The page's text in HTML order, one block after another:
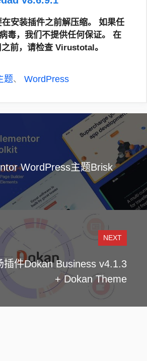
安装插件之前解压缩。 如果任
毒，我们不提供任何保证。 在
前，请检查 Virustotal。
题、WordPress
WordPress主题Brisk
NEXT
插件Dokan Business v4.1.3
+ Dokan Theme